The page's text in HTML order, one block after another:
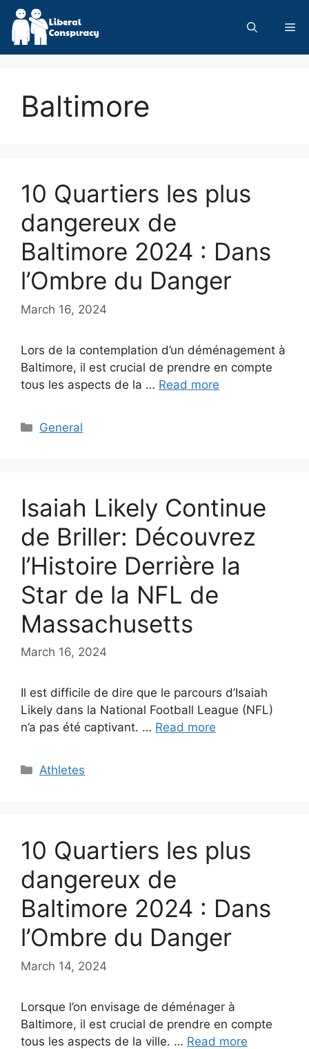
Skip
content
Baltimore
10 Quartiers les plus
dangereux de
Baltimore 2024 : Dans
l’Ombre du Danger
March 16, 2024
Lors de la contemplation d’un déménagement à
Baltimore, il est crucial de prendre en compte
tous les aspects de la … Read more
Categories
General
Isaiah Likely Continue
de Briller: Découvrez
l’Histoire Derrière la
Star de la NFL de
Massachusetts
March 16, 2024
Il est difficile de dire que le parcours d’Isaiah
Likely dans la National Football League (NFL)
n’a pas été captivant. … Read more
Categories
Athletes
10 Quartiers les plus
dangereux de
Baltimore 2024 : Dans
l’Ombre du Danger
March 14, 2024
Lorsque l’on envisage de déménager à
Baltimore, il est crucial de prendre en compte
tous les aspects de la ville. … Read more